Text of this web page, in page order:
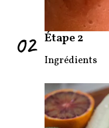
02 Étape 2
Ingrédients